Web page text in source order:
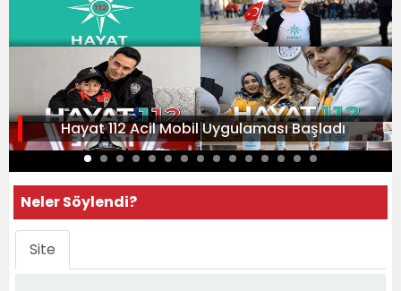
Hayat 112 Acil Mobil Uygulaması Başladı
Neler Söylendi?
Site